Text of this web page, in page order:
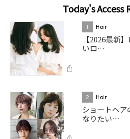
Today's Access
1 Hair
【2026最新
いロ…
2 Hair
ショートヘア
なりたい…